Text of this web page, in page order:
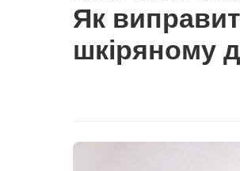
Як
шкіряному